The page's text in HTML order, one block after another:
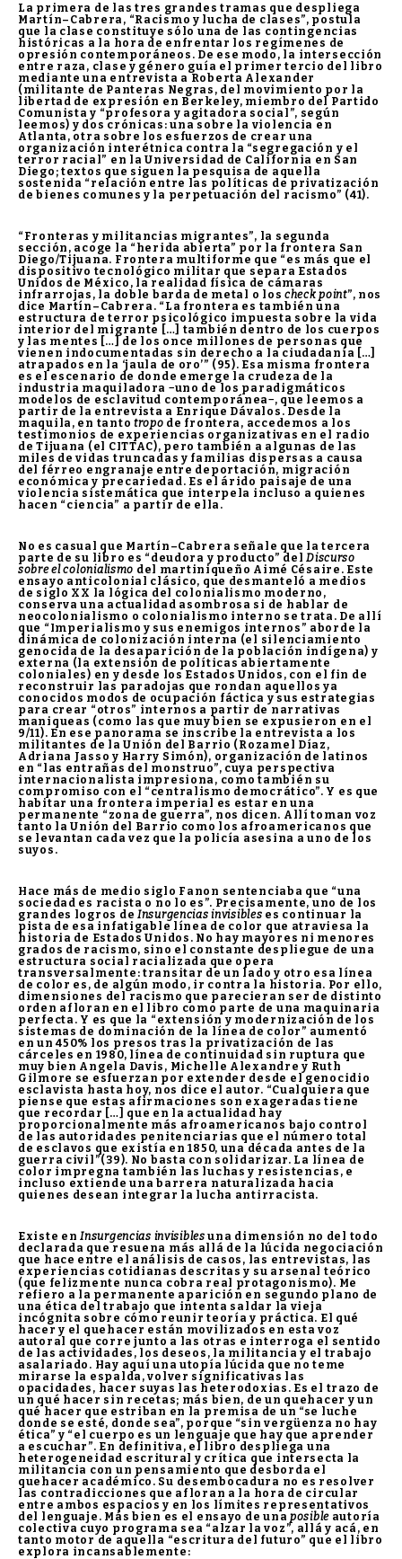
La primera de las tres grandes tramas que despliega
Martín–Cabrera, “Racismo y lucha de clases”, postula
que la clase constituye sólo una de las contingencias
históricas a la hora de enfrentar los regímenes de
opresión contemporáneos. De ese modo, la intersección
entre raza, clase y género guía el primer tercio del libro
mediante una entrevista a Roberta Alexander
(militante de Panteras Negras, del movimiento por la
libertad de expresión en Berkeley, miembro del Partido
Comunista y “profesora y agitadora social”, según
leemos) y dos crónicas: una sobre la violencia en
Atlanta, otra sobre los esfuerzos de crear una
organización interétnica contra la “segregación y el
terror racial” en la Universidad de California en San
Diego; textos que siguen la pesquisa de aquella
sostenida “relación entre las políticas de privatización
de bienes comunes y la perpetuación del racismo” (41).
“Fronteras y militancias migrantes”, la segunda
sección, acoge la “herida abierta” por la frontera San
Diego/Tijuana. Frontera multiforme que “es más que el
dispositivo tecnológico militar que separa Estados
Unidos de México, la realidad física de cámaras
infrarrojas, la doble barda de metal o los check point”, nos
dice Martín–Cabrera. “La frontera es también una
estructura de terror psicológico impuesta sobre la vida
interior del migrante […] también dentro de los cuerpos
y las mentes […] de los once millones de personas que
vienen indocumentadas sin derecho a la ciudadanía […]
atrapados en la ‘jaula de oro’” (95). Esa misma frontera
es el escenario de donde emerge la crudeza de la
industria maquiladora −uno de los paradigmáticos
modelos de esclavitud contemporánea−, que leemos a
partir de la entrevista a Enrique Dávalos. Desde la
maquila, en tanto tropo de frontera, accedemos a los
testimonios de experiencias organizativas en el radio
de Tijuana (el CITTAC), pero también a algunas de las
miles de vidas truncadas y familias dispersas a causa
del férreo engranaje entre deportación, migración
económica y precariedad. Es el árido paisaje de una
violencia sistemática que interpela incluso a quienes
hacen “ciencia” a partir de ella.
No es casual que Martín–Cabrera señale que la tercera
parte de su libro es “deudora y producto” del Discurso
sobre el colonialismo del martiniqueño Aimé Césaire. Este
ensayo anticolonial clásico, que desmanteló a medios
de siglo XX la lógica del colonialismo moderno,
conserva una actualidad asombrosa si de hablar de
neocolonialismo o colonialismo interno se trata. De allí
que “Imperialismo y sus enemigos internos” aborde la
dinámica de colonización interna (el silenciamiento
genocida de la desaparición de la población indígena) y
externa (la extensión de políticas abiertamente
coloniales) en y desde los Estados Unidos, con el fin de
reconstruir las paradojas que rondan aquellos ya
conocidos modos de ocupación fáctica y sus estrategias
para crear “otros” internos a partir de narrativas
maniqueas (como las que muy bien se expusieron en el
9/11). En ese panorama se inscribe la entrevista a los
militantes de la Unión del Barrio (Rozamel Díaz,
Adriana Jasso y Harry Simón), organización de latinos
en “las entrañas del monstruo”, cuya perspectiva
internacionalista impresiona, como también su
compromiso con el “centralismo democrático”. Y es que
habitar una frontera imperial es estar en una
permanente “zona de guerra”, nos dicen. Allí toman voz
tanto la Unión del Barrio como los afroamericanos que
se levantan cada vez que la policía asesina a uno de los
suyos.
Hace más de medio siglo Fanon sentenciaba que “una
sociedad es racista o no lo es”. Precisamente, uno de los
grandes logros de Insurgencias invisibles es continuar la
pista de esa infatigable línea de color que atraviesa la
historia de Estados Unidos. No hay mayores ni menores
grados de racismo, sino el constante despliegue de una
estructura social racializada que opera
transversalmente: transitar de un lado y otro esa línea
de color es, de algún modo, ir contra la historia. Por ello,
dimensiones del racismo que parecieran ser de distinto
orden afloran en el libro como parte de una maquinaria
perfecta. Y es que la “extensión y modernización de los
sistemas de dominación de la línea de color” aumentó
en un 450% los presos tras la privatización de las
cárceles en 1980, línea de continuidad sin ruptura que
muy bien Angela Davis, Michelle Alexandre y Ruth
Gilmore se esfuerzan por extender desde el genocidio
esclavista hasta hoy, nos dice el autor. “Cualquiera que
piense que estas afirmaciones son exageradas tiene
que recordar […] que en la actualidad hay
proporcionalmente más afroamericanos bajo control
de las autoridades penitenciarias que el número total
de esclavos que existía en 1850, una década antes de la
guerra civil”(39). No basta con solidarizar. La línea de
color impregna también las luchas y resistencias, e
incluso extiende una barrera naturalizada hacia
quienes desean integrar la lucha antirracista.
Existe en Insurgencias invisibles una dimensión no del todo
declarada que resuena más allá de la lúcida negociación
que hace entre el análisis de casos, las entrevistas, las
experiencias cotidianas descritas y su arsenal teórico
(que felizmente nunca cobra real protagonismo). Me
refiero a la permanente aparición en segundo plano de
una ética del trabajo que intenta saldar la vieja
incógnita sobre cómo reunir teoría y práctica. El qué
hacer y el quehacer están movilizados en esta voz
autoral que corre junto a las otras e interroga el sentido
de las actividades, los deseos, la militancia y el trabajo
asalariado. Hay aquí una utopía lúcida que no teme
mirarse la espalda, volver significativas las
opacidades, hacer suyas las heterodoxias. Es el trazo de
un qué hacer sin recetas; más bien, de un quehacer y un
qué hacer que estriban en la premisa de un “se luche
donde se esté, donde sea”, porque “sin vergüenza no hay
ética” y “el cuerpo es un lenguaje que hay que aprender
a escuchar”. En definitiva, el libro despliega una
heterogeneidad escritural y crítica que intersecta la
militancia con un pensamiento que desborda el
quehacer académico. Su desembocadura no es resolver
las contradicciones que afloran a la hora de circular
entre ambos espacios y en los límites representativos
del lenguaje. Más bien es el ensayo de una posible autoría
colectiva cuyo programa sea “alzar la voz”, allá y acá, en
tanto motor de aquella “escritura del futuro” que el libro
explora incansablemente: